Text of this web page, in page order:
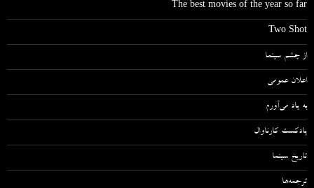
The best movies of the year so far
Two Shot
از چشم سینما
اعلان عمومی
به یاد می‌آورم
پادکست کارناوال
تاریخ سینما
ترجمه‌ها